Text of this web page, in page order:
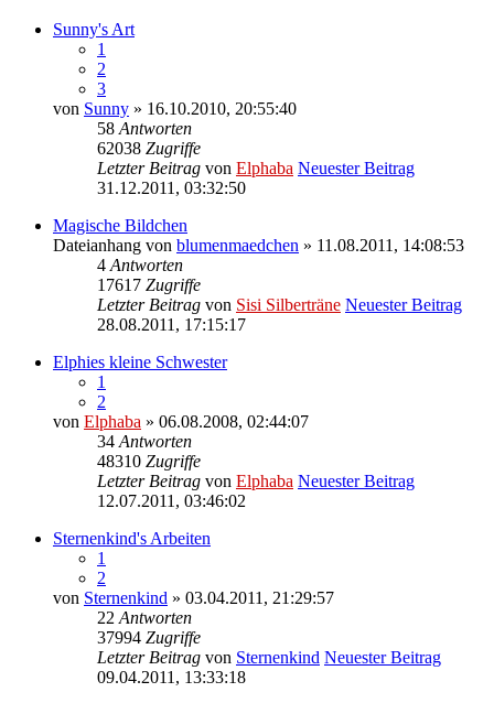
Sunny's Art
1
2
3
von Sunny » 16.10.2010, 20:55:40
58 Antworten
62038 Zugriffe
Letzter Beitrag von Elphaba Neuester Beitrag
31.12.2011, 03:32:50
Magische Bildchen
Dateianhang von blumenmaedchen » 11.08.2011, 14:08:53
4 Antworten
17617 Zugriffe
Letzter Beitrag von Sisi Silberträne Neuester Beitrag
28.08.2011, 17:15:17
Elphies kleine Schwester
1
2
von Elphaba » 06.08.2008, 02:44:07
34 Antworten
48310 Zugriffe
Letzter Beitrag von Elphaba Neuester Beitrag
12.07.2011, 03:46:02
Sternenkind's Arbeiten
1
2
von Sternenkind » 03.04.2011, 21:29:57
22 Antworten
37994 Zugriffe
Letzter Beitrag von Sternenkind Neuester Beitrag
09.04.2011, 13:33:18